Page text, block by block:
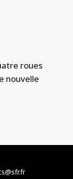
roues
nouvelle